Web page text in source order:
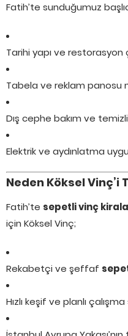
Fatih’te sunduğumuz
Tarihi yapı ve restorasyon
Tabela ve reklam panosu
Dış cephe bakım ve
Elektrik ve aydınlatma
Neden Köksel Vinç’i
Fatih’te sepetli vinç
için Köksel Vinç;
Rekabetçi ve şeffaf
Hızlı keşif ve planlı